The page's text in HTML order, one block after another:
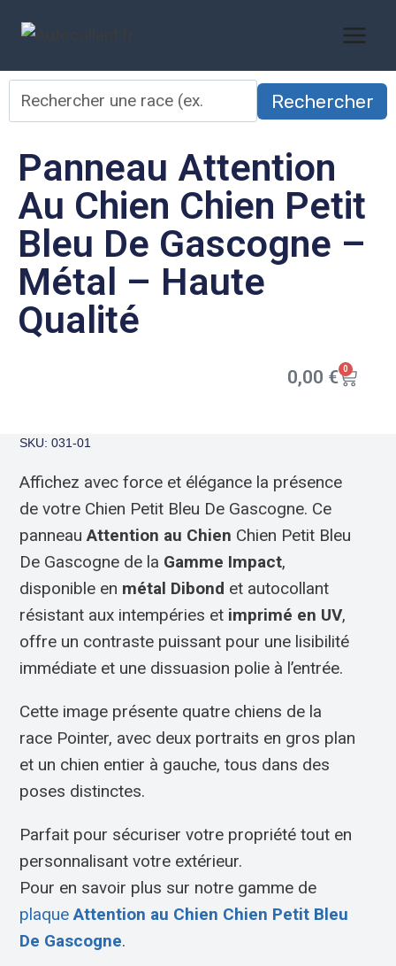
Rechercher
Panneau Attention
Au Chien Chien Petit
Bleu De Gascogne –
Métal – Haute
Qualité
0,00 € 0
SKU: 031-01
Affichez avec force et élégance la présence
de votre Chien Petit Bleu De Gascogne. Ce
panneauAttention au Chien Chien Petit Bleu
De Gascogne de la Gamme Impact,
disponible en métal Dibond et autocollant
résistant aux intempéries et imprimé en UV,
offre un contraste puissant pour une lisibilité
immédiate et une dissuasion polie à l’entrée.
Cette image présente quatre chiens de la
race Pointer, avec deux portraits en gros plan
et un chien entier à gauche, tous dans des
poses distinctes.
Parfait pour sécuriser votre propriété tout en
personnalisant votre extérieur.
Pour en savoir plus sur notre gamme de
plaqueAttention au Chien Chien Petit Bleu
De Gascogne.